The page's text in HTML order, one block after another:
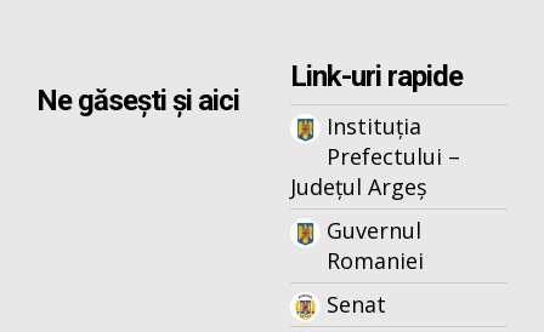
Ne găsești și aici
Link-uri rapide
Instituția
Prefectului –
Județul Argeș
Guvernul
Romaniei
Senat